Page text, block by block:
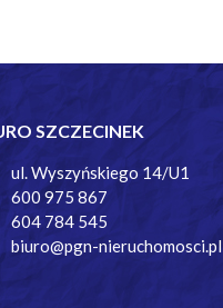
SZCZECINEK
ul. Wyszyńskiego 14/U1
600 975 867
604 784 545
biuro@pgn-nieruchomosci.pl